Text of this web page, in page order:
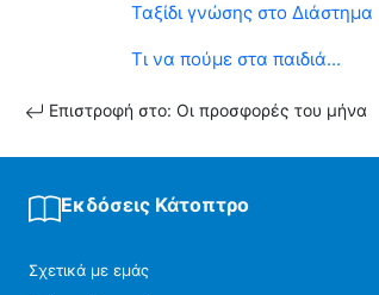
Ταξίδι γνώσης στο Διάστημα
Τι να πούμε στα παιδιά...
Επιστροφή στο: Οι προσφορές του μήνα
Εκδόσεις Κάτοπτρο
Σχετικά με εμάς